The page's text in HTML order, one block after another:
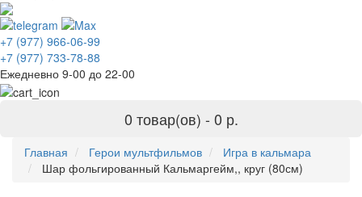
+7 (977) 966-06-99
+7 (977) 733-78-88
Ежедневно 9-00 до 22-00
0 товар(ов) - 0 р.
Главная Герои мультфильмов
Игра в кальмара
Шар фольгированный Кальмаргейм,, круг (80см)